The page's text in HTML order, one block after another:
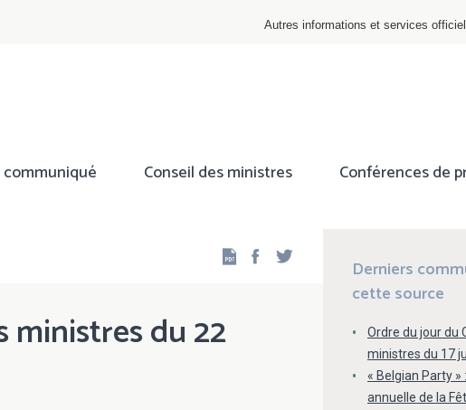
Autres informations et services
Conseil des ministres Conférences de
Facebook
ministres du 22
Derniers
cette source
Ordre du jour du
ministres du 17
« Belgian Party »
annuelle de la